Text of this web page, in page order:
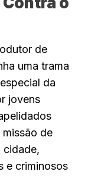
de
uma trama
da
jovens
missão de
cidade,
e criminosos